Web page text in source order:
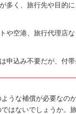
多く、旅行先や目的
や空港、旅行代理店
申込み不要だが、付
うな補償が必要なの
はないでしょうか。